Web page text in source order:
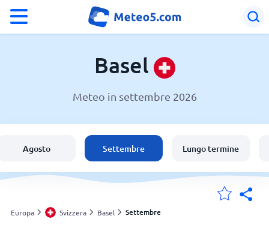
Italia
Le mie località
Basel
Meteo in settembre 2026
Agosto Settembre Lungo termine
Europa Svizzera Basel Settembre